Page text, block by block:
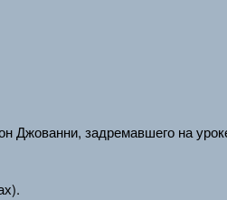
Джованни, задремавшего на